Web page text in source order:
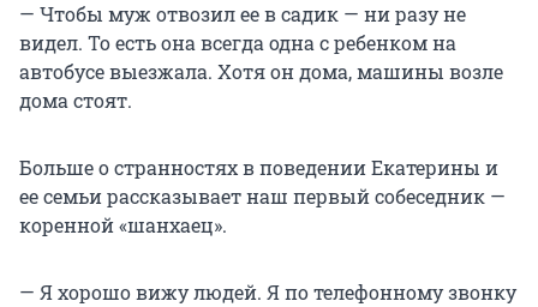
— Чтобы муж отвозил ее в садик — ни разу не
видел. То есть она всегда одна с ребенком на
автобусе выезжала. Хотя он дома, машины возле
дома стоят.
Больше о странностях в поведении Екатерины и
ее семьи рассказывает наш первый собеседник —
коренной «шанхаец».
— Я хорошо вижу людей. Я по телефонному звонку